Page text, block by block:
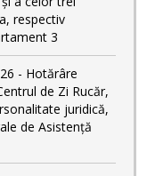
respectiv
3
- Hotărâre
de Zi Rucăr,
juridică,
de Asistență